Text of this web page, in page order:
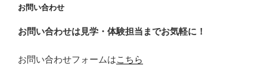
ン
お問い合わせ
お問い合わせは見学・体験担当までお気軽に！
お問い合わせフォームはこちら